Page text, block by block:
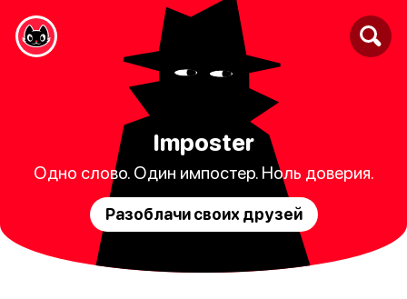
Imposter
Одно слово. Один импостер. Ноль доверия.
Разоблачи своих друзей